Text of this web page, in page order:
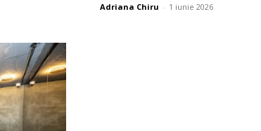
Adriana Chiru - 1 iunie 2026